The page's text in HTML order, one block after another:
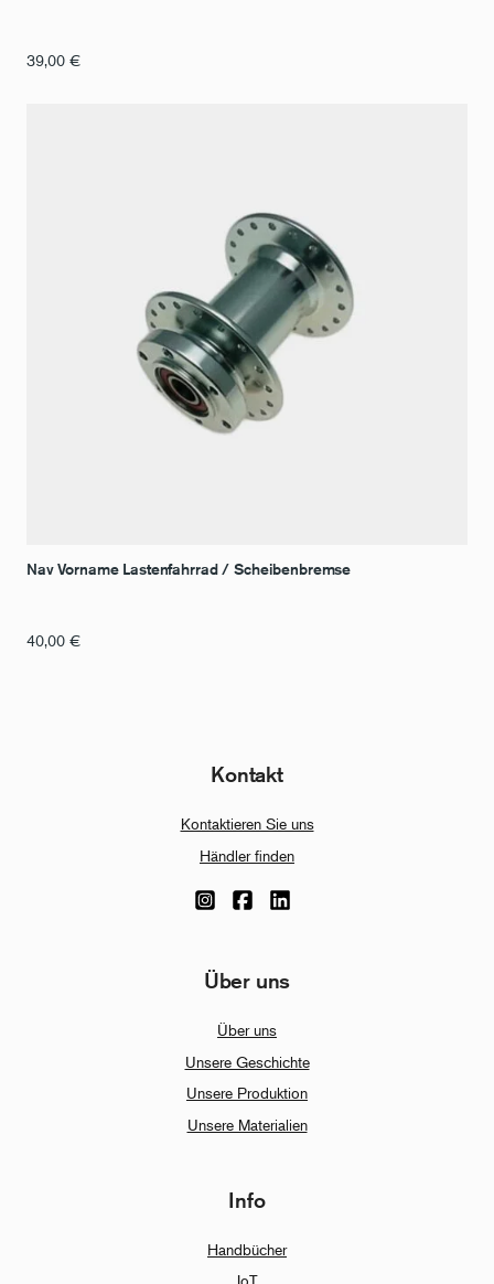
39,00 €
Nav Vorname Lastenfahrrad / Scheibenbremse
40,00 €
Kontakt
Kontaktieren Sie uns
Händler finden
Über uns
Über uns
Unsere Geschichte
Unsere Produktion
Unsere Materialien
Info
Handbücher